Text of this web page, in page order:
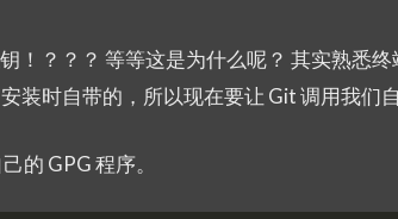
！？？？ 等等这是为什么呢？ 其实熟悉
装时自带的，所以现在要让 Git 调用我们
的 GPG 程序。